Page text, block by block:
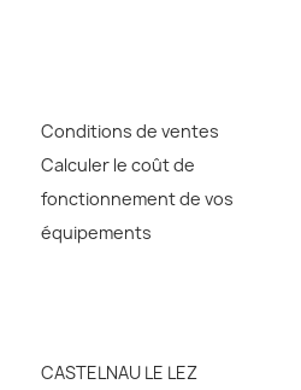
Conditions de ventes
Calculer le coût de
fonctionnement de vos
équipements
CASTELNAU LE LEZ